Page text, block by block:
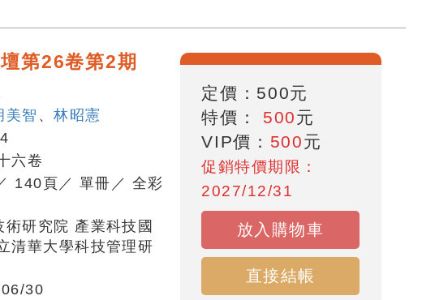
第26卷第2期
美智 、林昭憲
六卷
140頁 ／ 單冊 ／ 全彩
術研究院 產業科技國
清華大學科技管理研
30
定價： 500元
特價： 500元
VIP價： 500元
促銷特價期限：
2027/12/31
放入購物車
直接結帳